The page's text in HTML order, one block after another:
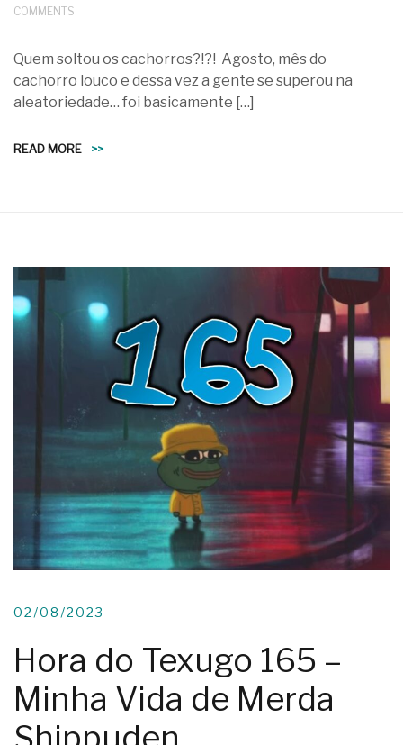
COMMENTS
Quem soltou os cachorros?!?! Agosto, mês do
cachorro louco e dessa vez a gente se superou na
aleatoriedade… foi basicamente […]
READ MORE >>
02/08/2023
Hora do Texugo 165 –
Minha Vida de Merda